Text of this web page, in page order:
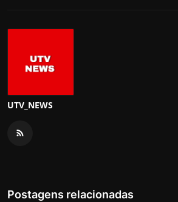
UTV_NEWS
Postagens relacionadas